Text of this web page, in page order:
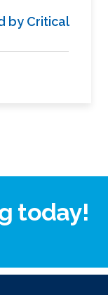
by Critical
today!